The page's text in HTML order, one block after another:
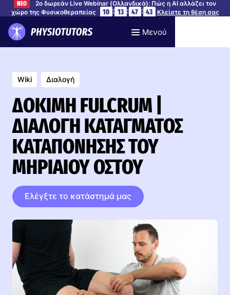
ΝΕΟ
2ο δωρεάν Live Webinar (Ολλανδικά): Πώς η AI αλλάζει τον
χώρο της Φυσικοθεραπείας
10 : 13 : 47 : 42 Κλείστε τη θέση σας
Μενού
Wiki Διαλογή
ΔΟΚΙΜΉ FULCRUM |
ΔΙΑΛΟΓΉ ΚΑΤΆΓΜΑΤΟΣ
ΚΑΤΑΠΌΝΗΣΗΣ ΤΟΥ
ΜΗΡΙΑΊΟΥ ΟΣΤΟΎ
Ελέγξτε το κατάστημά μας